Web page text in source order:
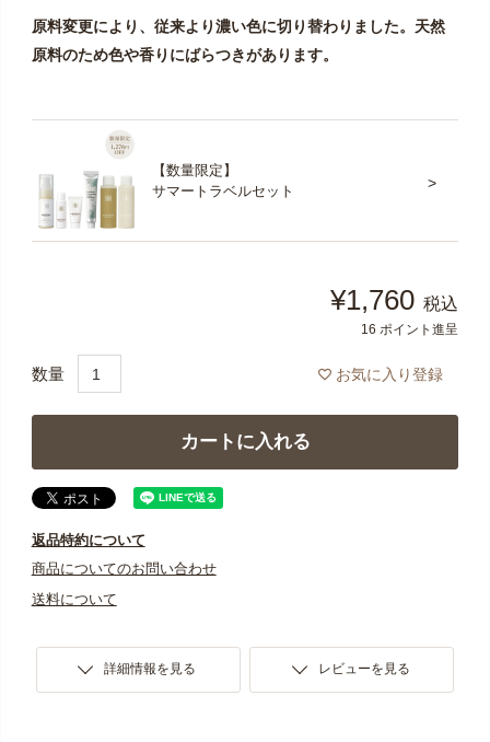
原料変更により、従来より濃い色に切り替わりました。天然
原料のため色や香りにばらつきがあります。
【数量限定】
サマートラベルセット
¥1,760 税込
16 ポイント進呈
お気に入り登録
カートに入れる
返品特約について
商品についてのお問い合わせ
送料について
詳細情報を見る レビューを見る